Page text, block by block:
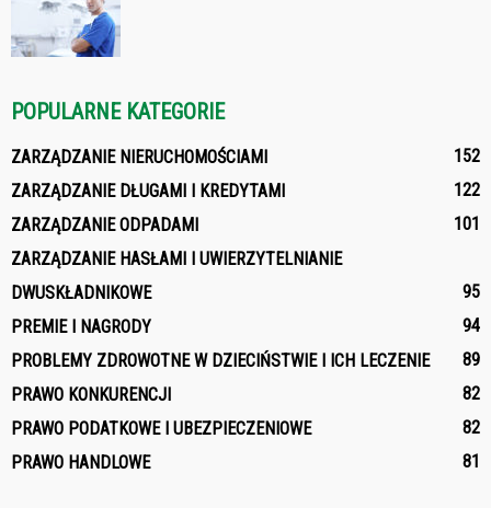
POPULARNE KATEGORIE
ZARZĄDZANIE NIERUCHOMOŚCIAMI
152
ZARZĄDZANIE DŁUGAMI I KREDYTAMI
122
ZARZĄDZANIE ODPADAMI
101
ZARZĄDZANIE HASŁAMI I UWIERZYTELNIANIE
DWUSKŁADNIKOWE
95
PREMIE I NAGRODY
94
PROBLEMY ZDROWOTNE W DZIECIŃSTWIE I ICH LECZENIE
89
PRAWO KONKURENCJI
82
PRAWO PODATKOWE I UBEZPIECZENIOWE
82
PRAWO HANDLOWE
81